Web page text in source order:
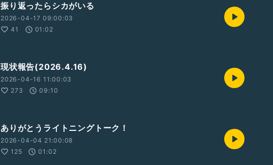
振り返ったらシカがいる
2026-04-17 09:00:03
41
01:02
現状報告(2026.4.16)
2026-04-16 11:00:03
273
09:10
ありがとうライトニングトーク！
2026-04-04 21:00:08
125
01:02